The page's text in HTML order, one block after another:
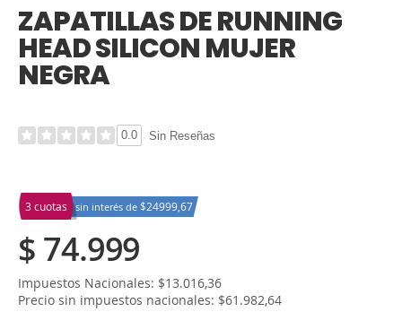
ZAPATILLAS DE RUNNING
HEAD SILICON MUJER
NEGRA
0.0 Sin Reseñas
3 cuotas sin interés de $24999,67
$ 74.999
Impuestos Nacionales: $13.016,36
Precio sin impuestos nacionales: $61.982,64